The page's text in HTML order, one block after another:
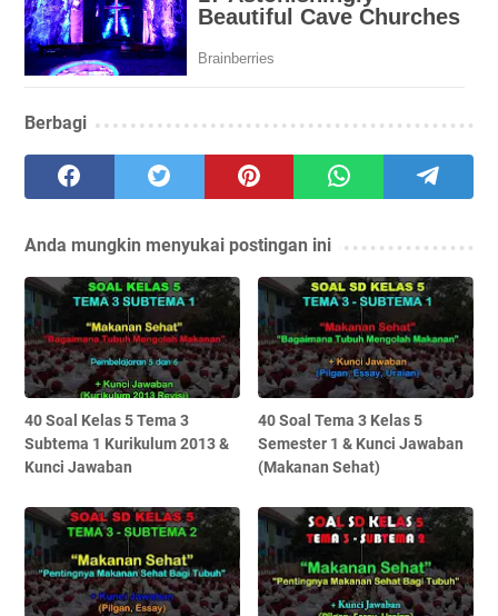
Berbagi
Anda mungkin menyukai postingan ini
40 Soal Kelas 5 Tema 3
Subtema 1 Kurikulum 2013 &
Kunci Jawaban
40 Soal Tema 3 Kelas 5
Semester 1 & Kunci Jawaban
(Makanan Sehat)